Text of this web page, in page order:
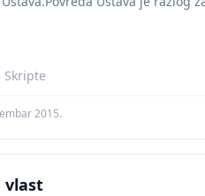
Skripte
2015.
vlast